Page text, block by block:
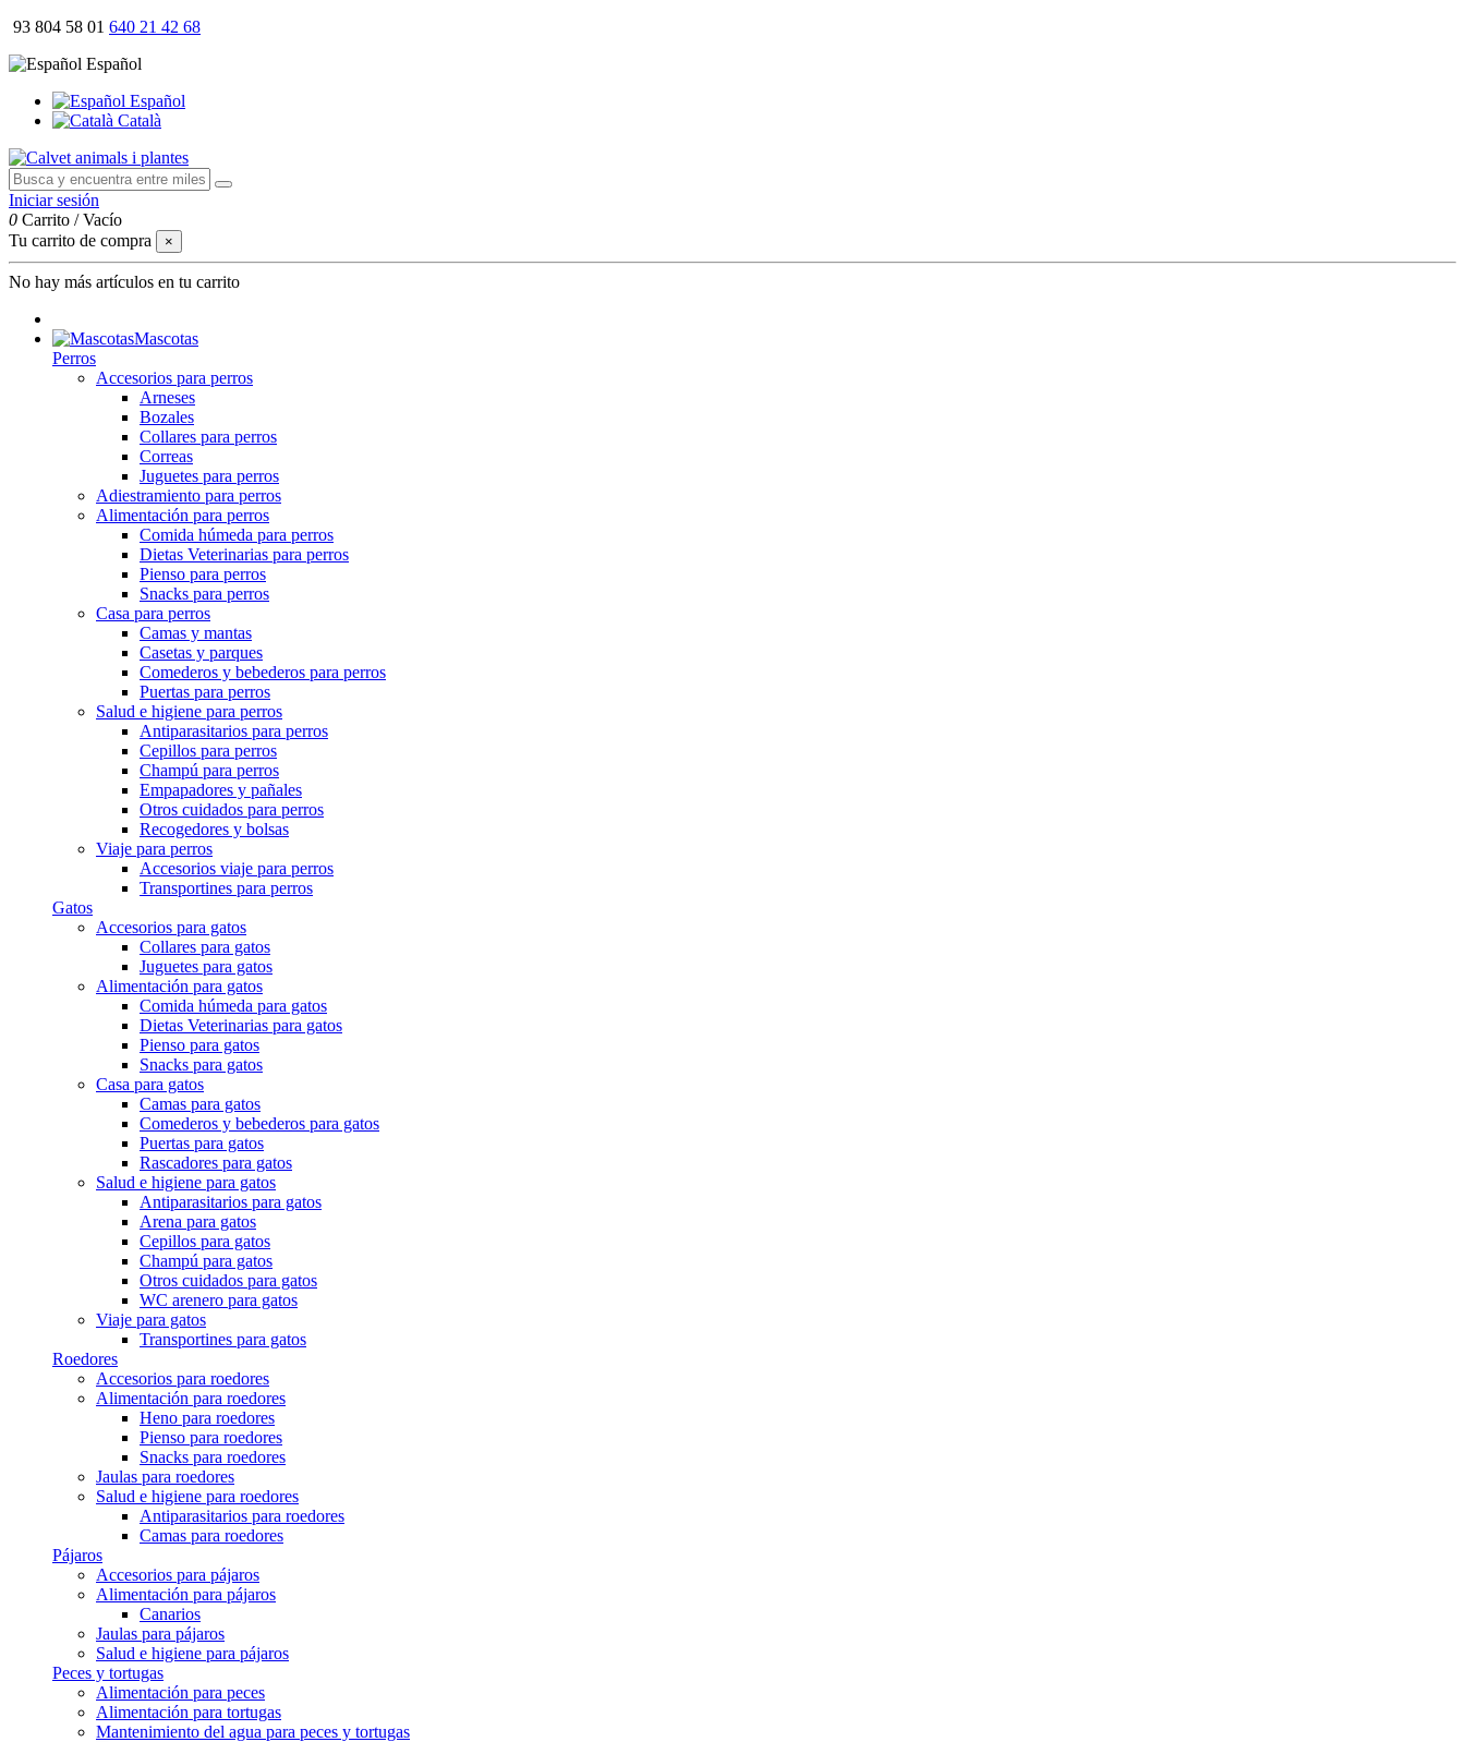
93 804 58 01 640 21 42 68
Español
Español
Català
Iniciar sesión
0 Carrito /Vacío
Tu carrito de compra
×
No hay más artículos en tu carrito
Mascotas
Perros
Accesorios para perros
Arneses
Bozales
Collares para perros
Correas
Juguetes para perros
Adiestramiento para perros
Alimentación para perros
Comida húmeda para perros
Dietas Veterinarias para perros
Pienso para perros
Snacks para perros
Casa para perros
Camas y mantas
Casetas y parques
Comederos y bebederos para perros
Puertas para perros
Salud e higiene para perros
Antiparasitarios para perros
Cepillos para perros
Champú para perros
Empapadores y pañales
Otros cuidados para perros
Recogedores y bolsas
Viaje para perros
Accesorios viaje para perros
Transportines para perros
Gatos
Accesorios para gatos
Collares para gatos
Juguetes para gatos
Alimentación para gatos
Comida húmeda para gatos
Dietas Veterinarias para gatos
Pienso para gatos
Snacks para gatos
Casa para gatos
Camas para gatos
Comederos y bebederos para gatos
Puertas para gatos
Rascadores para gatos
Salud e higiene para gatos
Antiparasitarios para gatos
Arena para gatos
Cepillos para gatos
Champú para gatos
Otros cuidados para gatos
WC arenero para gatos
Viaje para gatos
Transportines para gatos
Roedores
Accesorios para roedores
Alimentación para roedores
Heno para roedores
Pienso para roedores
Snacks para roedores
Jaulas para roedores
Salud e higiene para roedores
Antiparasitarios para roedores
Camas para roedores
Pájaros
Accesorios para pájaros
Alimentación para pájaros
Canarios
Jaulas para pájaros
Salud e higiene para pájaros
Peces y tortugas
Alimentación para peces
Alimentación para tortugas
Mantenimiento del agua para peces y tortugas